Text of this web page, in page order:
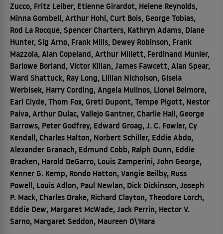
Zucco, Fritz Leiber, Etienne Girardot, Helene Reynolds,
Minna Gombell, Arthur Hohl, Curt Bois, George Tobias,
Rod La Rocque, Spencer Charters, Kathryn Adams, Diane
Hunter, Sig Arno, Frank Mills, Dewey Robinson, Frank
Mazzola, Alan Copeland, Arthur Millett, Ferdinand Munier,
Barlowe Borland, Victor Kilian, James Fawcett, Alan Spear,
Ward Shattuck, Ray Long, Lillian Nicholson, Gisela
Werbisek, Harry Cording, Angela Mulinos, Lionel Belmore,
Earl Clyde, Thom Fox, Gretl Dupont, Tempe Pigott, Nestor
Paiva, Arthur Dulac, Vallejo Gantner, Charlie Hall, George
Barrows, Peter Godfrey, Edward Groag, J. C. Fowler, Cy
Kendall, Charles Halton, Norbert Schiller, Eddie Abdo,
Alexander Granach, Edmund Cobb, Ralph Dunn, Eddie
Bracken, Harold DeGarro, Louis Zamperini, John George,
Kenner G. Kemp, Rondo Hatton, Vangie Beilby, Russ
Powell, Louis Adlon, Paul Newlan, Dick Dickinson, Joseph
P. Mack, Charles Drake, Richard Clayton, Theodore Lorch,
Eddie Dew, Margaret McWade, Jack Perrin, Hector V.
Sarno, Margaret Seddon, Maureen O\'Hara